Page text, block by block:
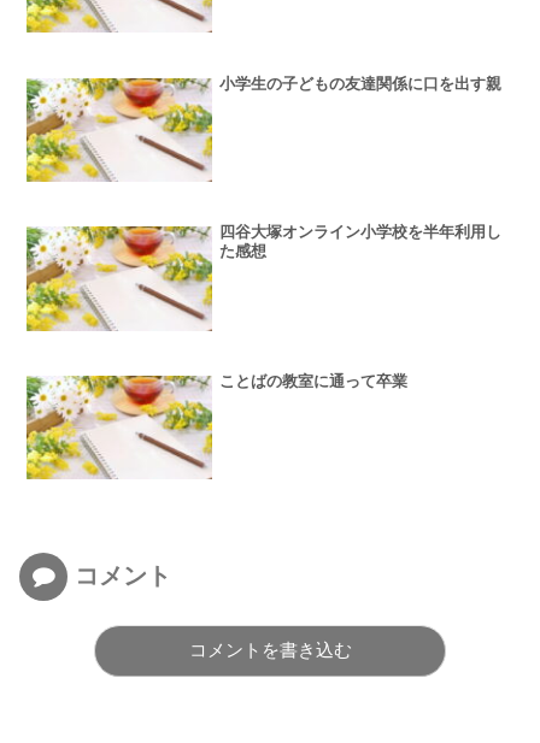
小学生の子どもの友達関係に口を出す親
四谷大塚オンライン小学校を半年利用し
た感想
ことばの教室に通って卒業
コメント
コメントを書き込む